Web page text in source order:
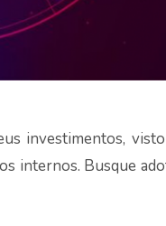
investimentos,
internos. Busque